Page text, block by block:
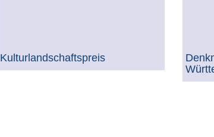
Kulturlandschaftspreis